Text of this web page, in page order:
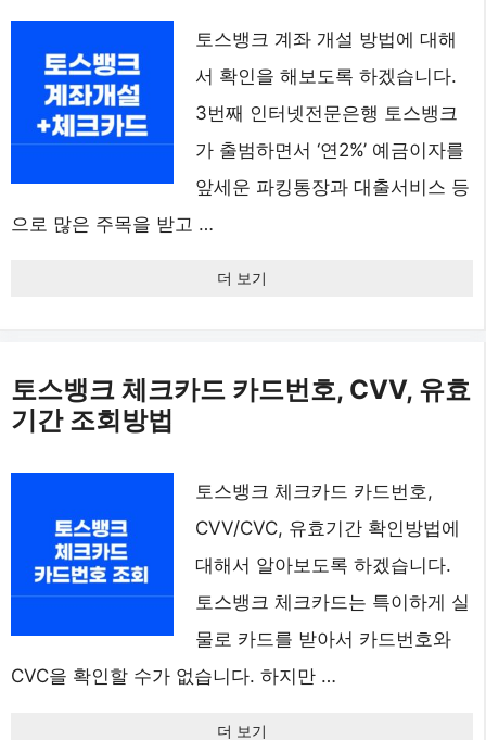
토스뱅크 계좌 개설 방법에 대해
서 확인을 해보도록 하겠습니다.
3번째 인터넷전문은행 토스뱅크
가 출범하면서 ‘연2%’ 예금이자를
앞세운 파킹통장과 대출서비스 등
으로 많은 주목을 받고 …
더 보기
토스뱅크 체크카드 카드번호, CVV, 유효
기간 조회방법
토스뱅크 체크카드 카드번호,
CVV/CVC, 유효기간 확인방법에
대해서 알아보도록 하겠습니다.
토스뱅크 체크카드는 특이하게 실
물로 카드를 받아서 카드번호와
CVC을 확인할 수가 없습니다. 하지만 …
더 보기